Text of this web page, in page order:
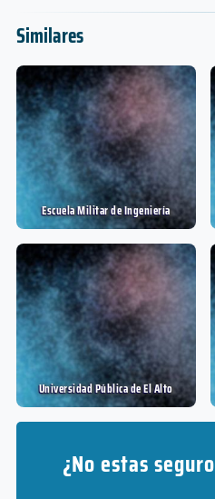
Similares
Escuela Militar de Ingeniería
Universidad Pública de El Alto
¿No estas